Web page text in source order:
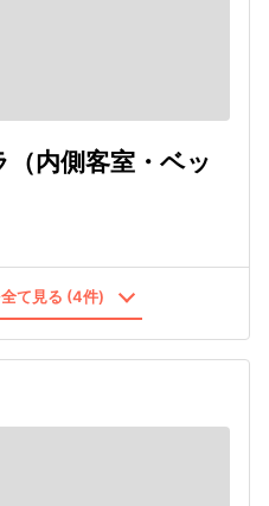
内側客室・ベッ
て見る (4件)